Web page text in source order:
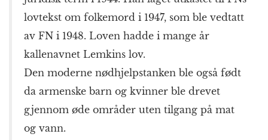
lovtekst om folkemord i 1947, som ble vedtatt
av FN i 1948. Loven hadde i mange år
kallenavnet Lemkins lov.
Den moderne nødhjelpstanken ble også født
da armenske barn og kvinner ble drevet
gjennom øde områder uten tilgang på mat
og vann.